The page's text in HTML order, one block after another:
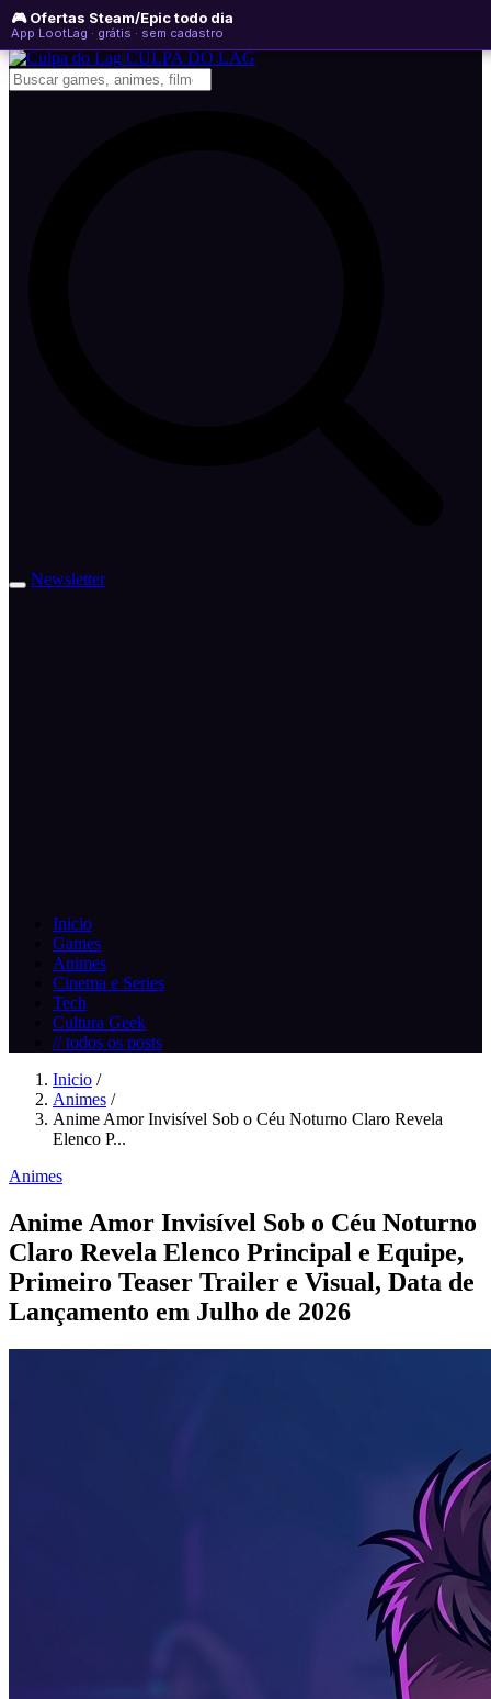
🎮 Ofertas Steam/Epic todo dia
App LootLag · grátis · sem cadastro
quinta-feira, 06 de agosto de 2026
Newsletter
CULPA DO LAG
Newsletter
Inicio
Games
Animes
Cinema e Series
Tech
Cultura Geek
// todos os posts
Inicio /
Animes /
Anime Amor Invisível Sob o Céu Noturno Claro Revela
Elenco P...
Animes
Anime Amor Invisível Sob o Céu Noturno
Claro Revela Elenco Principal e Equipe,
Primeiro Teaser Trailer e Visual, Data de
Lançamento em Julho de 2026